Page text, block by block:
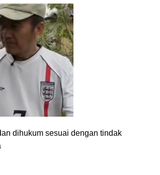
dihukum sesuai dengan tindak